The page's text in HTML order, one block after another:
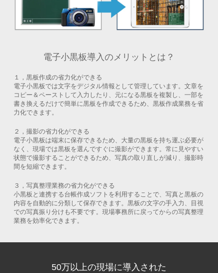
電子小黒板導入のメリットとは？
１，黒板作成の省力化ができる
電子小黒板では文字をデジタル情報として管理しています。文章を
コピー＆ペーストして入力したり、元になる黒板を複製し、一部を
書き換えるだけで簡単に黒板を作成できるため、黒板作成業務を省
力化できます。
２，撮影の省力化ができる
電子小黒板は端末に保存できるため、大量の黒板を持ち運ぶ必要が
なく、現場では黒板を選んですぐに撮影ができます。常に見やすい
状態で撮影することができるため、写真の取り直しが減り、撮影時
間を短縮できます。
３，写真整理業務の省力化ができる
小黒板と連携する台帳作成ソフトを利用することで、写真と黒板の
内容を自動的に分類して保存できます。黒板の文字の手入力、目視
での写真振り分けも不要です。現場事務所に戻ってからの写真整理
業務を効率化できます。
50万以上の現場に導入された